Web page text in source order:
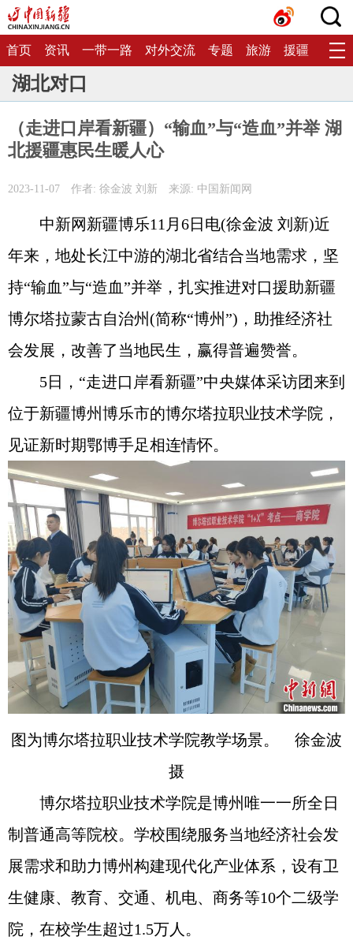
首页 资讯 一带一路 对外交流 专题 旅游 援疆 生态
湖北对口
（走进口岸看新疆）“输血”与“造血”并举 湖
北援疆惠民生暖人心
2023-11-07 作者: 徐金波 刘新 来源: 中国新闻网
中新网新疆博乐11月6日电(徐金波 刘新)近
年来，地处长江中游的湖北省结合当地需求，坚
持“输血”与“造血”并举，扎实推进对口援助新疆
博尔塔拉蒙古自治州(简称“博州”)，助推经济社
会发展，改善了当地民生，赢得普遍赞誉。
5日，“走进口岸看新疆”中央媒体采访团来到
位于新疆博州博乐市的博尔塔拉职业技术学院，
见证新时期鄂博手足相连情怀。
图为博尔塔拉职业技术学院教学场景。 徐金波
摄
博尔塔拉职业技术学院是博州唯一一所全日
制普通高等院校。学校围绕服务当地经济社会发
展需求和助力博州构建现代化产业体系，设有卫
生健康、教育、交通、机电、商务等10个二级学
院，在校学生超过1.5万人。